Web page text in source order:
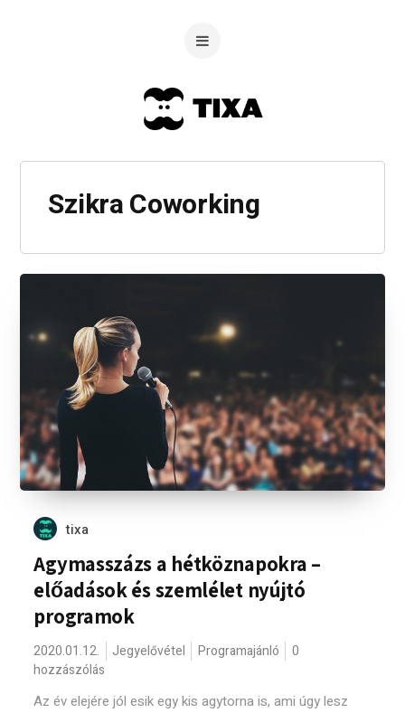
Szikra Coworking
tixa
Agymasszázs a hétköznapokra –
előadások és szemlélet nyújtó
programok
2020.01.12. Jegyelővétel Programajánló
0
hozzászólás
Az év elejére jól esik egy kis agytorna is, ami úgy lesz